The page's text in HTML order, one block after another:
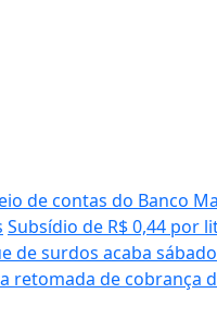
de contas do Banco
Subsídio de R$ 0,44 por
de surdos acaba sábado
retomada de cobrança